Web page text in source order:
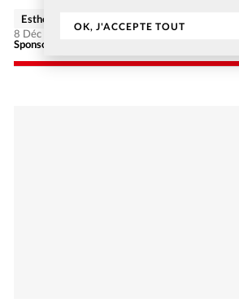
OK, J'ACCEPTE TOUT
Sponsorisé - Alliance Biblilque Française
Esther Hänggi
8 Déc 2020